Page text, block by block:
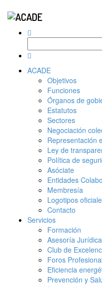
ACADE
Objetivos
Funciones
Órganos de
Estatutos
Sectores
Negociación
Representación
Ley de
Política de
Asóciate
Entidades
Membresía
Logotipos
Contacto
Servicios
Formación
Asesoría Jurídica
Club de
Foros
Eficiencia
Prevención y